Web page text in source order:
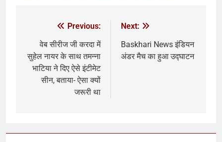
Previous:
वेब सीरीज जी करदा में
सुहेल नायर के साथ तमन्ना
भाटिया ने दिए ऐसे इंटीमेट
सीन, बताया- ऐसा क्यों
जरूरी था
Next:
Baskhari News इंडियन
अंडर मैच का हुआ उद्घाटन